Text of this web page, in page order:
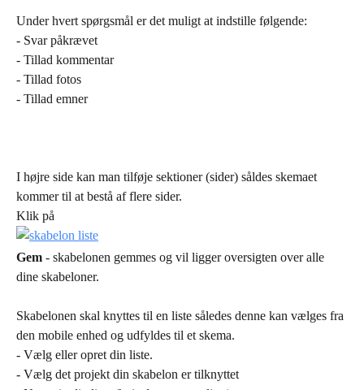
Under hvert spørgsmål er det muligt at indstille følgende:
- Svar påkrævet
- Tillad kommentar
- Tillad fotos
- Tillad emner
I højre side kan man tilføje sektioner (sider) såldes skemaet
kommer til at bestå af flere sider.
Klik på
Gem - skabelonen gemmes og vil ligger oversigten over alle
dine skabeloner.
Skabelonen skal knyttes til en liste således denne kan vælges fra
den mobile enhed og udfyldes til et skema.
- Vælg eller opret din liste.
- Vælg det projekt din skabelon er tilknyttet